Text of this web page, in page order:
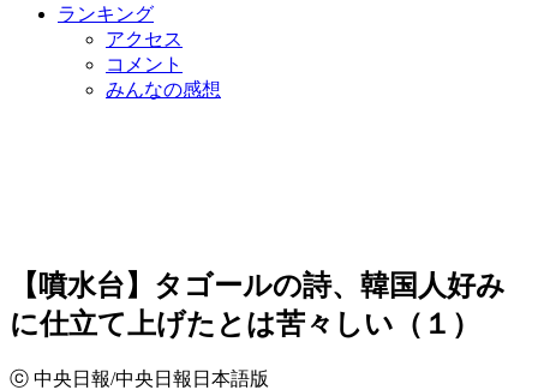
ランキング
アクセス
コメント
みんなの感想
【噴水台】タゴールの詩、韓国人好み
に仕立て上げたとは苦々しい（１）
ⓒ 中央日報/中央日報日本語版